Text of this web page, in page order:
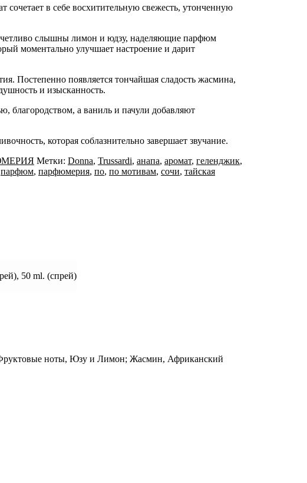
в себе восхитительную свежесть, утонченную
слышны лимон и юдзу, наделяющие парфюм
моментально улучшает настроение и дарит
Постепенно появляется тончайшая сладость жасмина,
и изысканность.
благородством, а ваниль и пачули добавляют
которая соблазнительно завершает звучание.
Метки: Donna, Trussardi, анапа, аромат, геленджик,
парфюм, парфюмерия, по, по мотивам, сочи, тайская
50 ml. (спрей)
ноты, Юзу и Лимон; Жасмин, Африканский